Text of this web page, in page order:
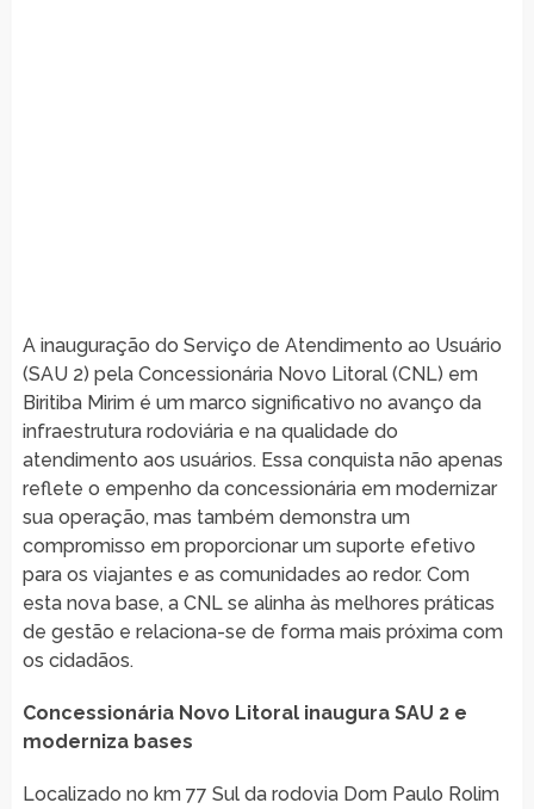
A inauguração do Serviço de Atendimento ao Usuário
(SAU 2) pela Concessionária Novo Litoral (CNL) em
Biritiba Mirim é um marco significativo no avanço da
infraestrutura rodoviária e na qualidade do
atendimento aos usuários. Essa conquista não apenas
reflete o empenho da concessionária em modernizar
sua operação, mas também demonstra um
compromisso em proporcionar um suporte efetivo
para os viajantes e as comunidades ao redor. Com
esta nova base, a CNL se alinha às melhores práticas
de gestão e relaciona-se de forma mais próxima com
os cidadãos.
Concessionária Novo Litoral inaugura SAU 2 e
moderniza bases
Localizado no km 77 Sul da rodovia Dom Paulo Rolim